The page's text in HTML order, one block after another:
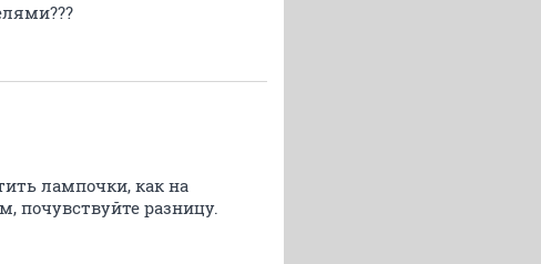
лампочки, как на
почувствуйте разницу.